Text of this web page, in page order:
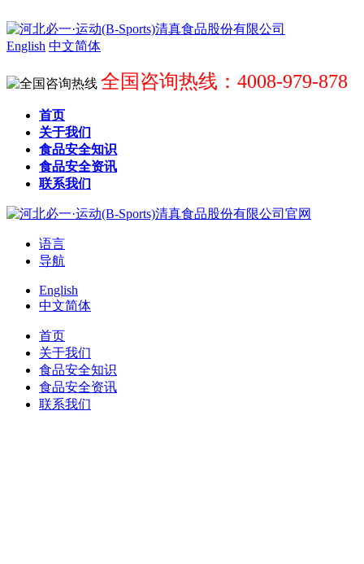
English 中文简体
全国咨询热线：4008-979-878
首页
关于我们
食品安全知识
食品安全资讯
联系我们
语言
导航
English
中文简体
首页
关于我们
食品安全知识
食品安全资讯
联系我们